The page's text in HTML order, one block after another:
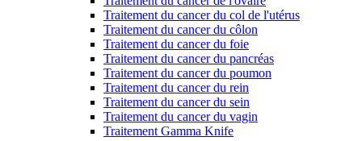
Traitement du cancer du col de l'utérus
Traitement du cancer du côlon
Traitement du cancer du foie
Traitement du cancer du pancréas
Traitement du cancer du poumon
Traitement du cancer du rein
Traitement du cancer du sein
Traitement du cancer du vagin
Traitement Gamma Knife